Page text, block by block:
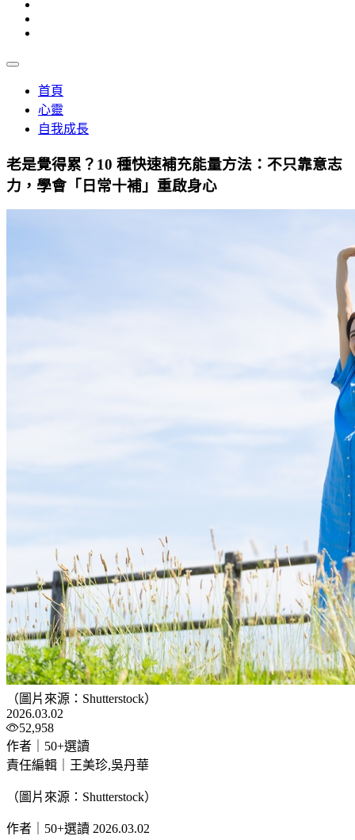
首頁
心靈
自我成長
老是覺得累？10 種快速補充能量方法：不只靠意志
力，學會「日常十補」重啟身心
（圖片來源：Shutterstock）
2026.03.02
52,958
作者｜50+選讀
責任編輯｜王美珍,吳丹華
（圖片來源：Shutterstock）
作者｜50+選讀 2026.03.02